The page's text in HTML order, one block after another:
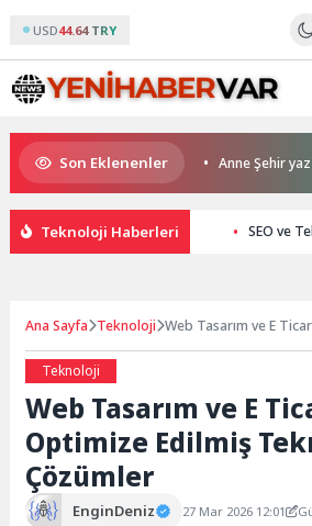
USD44.64 TRY
Son Eklenenler
sahiplerini buldu Anne Şehir yaz
Teknoloji Haberleri SEO ve
Ana Sayfa Teknoloji Web Tasarım ve E
Teknoloji
Web Tasarım ve E
Optimize Edilmiş
Çözümler
EnginDeniz 27 Mar 2026 12:01